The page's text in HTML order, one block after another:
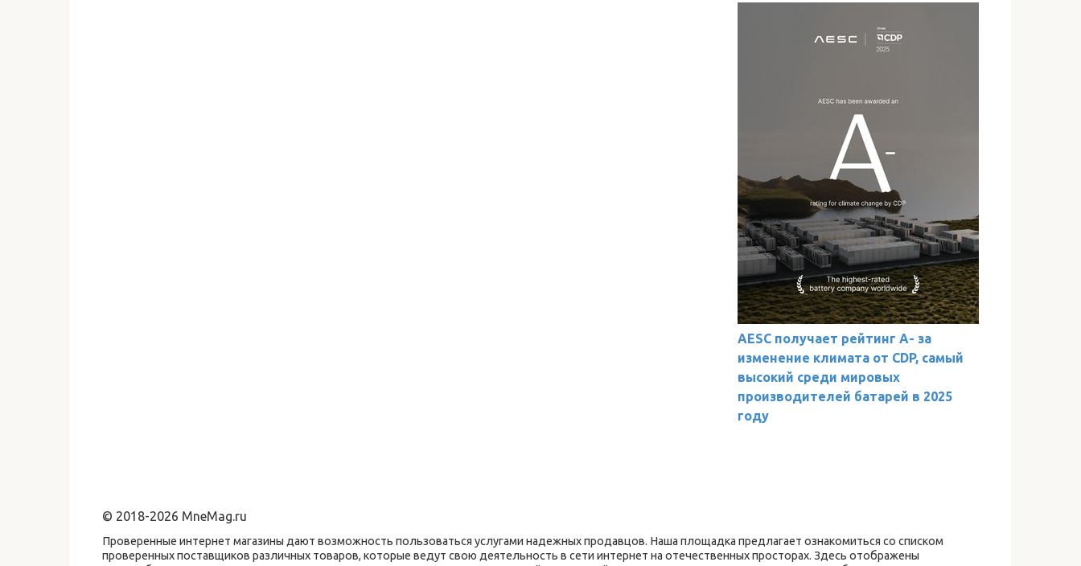
AESC получает рейтинг A- за
изменение климата от CDP, самый
высокий среди мировых
производителей батарей в 2025
году
© 2018-2026 MneMag.ru
Проверенные интернет магазины дают возможность пользоваться услугами надежных продавцов. Наша площадка предлагает ознакомиться со списком
проверенных поставщиков различных товаров, которые ведут свою деятельность в сети интернет на отечественных просторах. Здесь отображены